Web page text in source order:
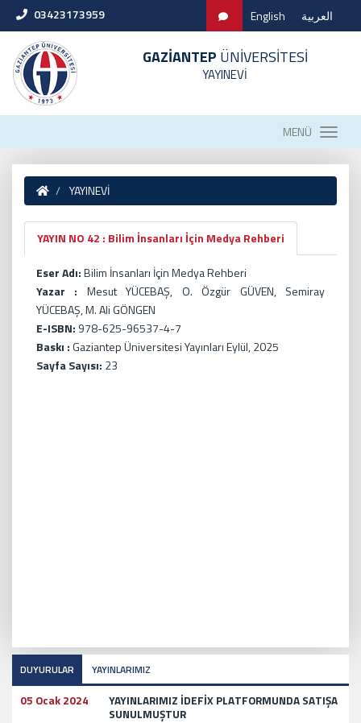
03423173959 English العربية
GAZİANTEP ÜNİVERSİTESİ
YAYINEVİ
MENÜ
YAYINEVİ
YAYIN NO 42 : Bilim İnsanları İçin Medya Rehberi
Eser Adı:Bilim İnsanları İçin Medya Rehberi
Yazar : Mesut YÜCEBAŞ, O. Özgür GÜVEN, Semiray
YÜCEBAŞ, M. Ali GÖNGEN
E-ISBN: 978-625-96537-4-7
Baskı :Gaziantep Üniversitesi Yayınları Eylül, 2025
Sayfa Sayısı: 23
DUYURULAR YAYINLARIMIZ
05 Ocak 2024
YAYINLARIMIZ İDEFİX PLATFORMUNDA SATIŞA
SUNULMUŞTUR